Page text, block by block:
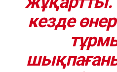
кезде